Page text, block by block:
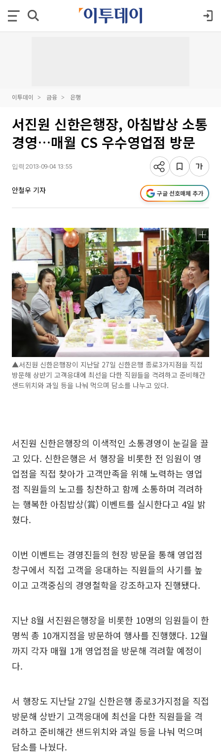
이투데이 금융 은행
서진원 신한은행장, 아침밥상 소통
경영…매월 CS 우수영업점 방문
입력 2013-09-04 13:55
안철우 기자 구글 선호매체 추가
▲서진원 신한은행장이 지난달 27일 신한은행 종로3가지점을 직접
방문해 상반기 고객응대에 최선을 다한 직원들을 격려하고 준비해간
샌드위치와 과일 등을 나눠 먹으며 담소를 나누고 있다.
서진원 신한은행장의 이색적인 소통경영이 눈길을 끌
고 있다. 신한은행은 서 행장을 비롯한 전 임원이 영
업점을 직접 찾아가 고객만족을 위해 노력하는 영업
점 직원들의 노고를 칭찬하고 함께 소통하며 격려하
는 행복한 아침밥상(賞) 이벤트를 실시한다고 4일 밝
혔다.
이번 이벤트는 경영진들의 현장 방문을 통해 영업점
창구에서 직접 고객을 응대하는 직원들의 사기를 높
이고 고객중심의 경영철학을 강조하고자 진행됐다.
지난 8월 서진원은행장을 비롯한 10명의 임원들이 한
명씩 총 10개지점을 방문하여 행사를 진행했다. 12월
까지 각자 매월 1개 영업점을 방문해 격려할 예정이
다.
서 행장도 지난달 27일 신한은행 종로3가지점을 직접
방문해 상반기 고객응대에 최선을 다한 직원들을 격
려하고 준비해간 샌드위치와 과일 등을 나눠 먹으며
담소를 나눴다.